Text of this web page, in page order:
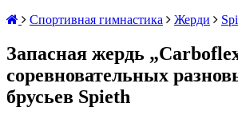
Спортивная гимнастика
Жерди
Запасная жердь
соревновательных
брусьев Spieth